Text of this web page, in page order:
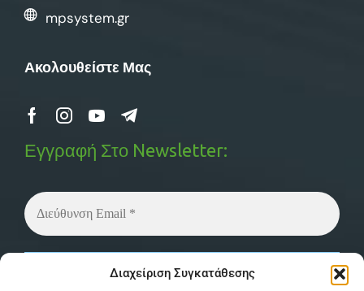
Διαχείριση Συγκατάθεσης
mpsystem.gr
Ακολουθείστε Μας
Εγγραφή Στο Newsletter:
μας για περισσότερες λεπτομέρειες.